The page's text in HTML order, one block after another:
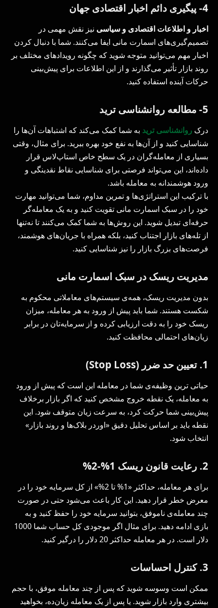
4- پیگیری دائم اخبار اقتصادی جهان
اخبار و اطلاعات اقتصادی و سیاسی نیز نقش مهمی در
تصمیم‌گیری‌های اسمارت مانی ایفا می‌کنند. شما با دنبال کردن
اخبار مهم می‌توانید متوجه شوید که چگونه رویدادهای مختلف بر
روند بازار تأثیر می‌گذارند و از این اطلاعات برای پیش‌بینی
حرکات آینده استفاده کنید.
5- مطالعه روانشناسی ترید
درک روانشناسی ترید به شما کمک می‌کند که اشتباهات آن‌ها را
شناسایی کنید و از آن‌ها به نفع خود بهره ببرید. برای مثال، وقتی
بسیاری از معامله‌گران در یک سطح خاص استاپ‌لاس قرار
داده‌اند، این می‌تواند فرصتی برای شناسایی نقاط نقدینگی و
ورود هوشمندانه به معامله باشد.
با ترکیب این استراتژی‌ها و تمرین مداوم، شما می‌توانید مهارت
خود را در سبک اسمارت مانی تقویت کنید و به یک معامله‌گر
حرفه‌ای تبدیل شوید. این روش‌ها به شما کمک می‌کنند تا نه‌تنها
از تله‌های بازار اجتناب کنید، بلکه همراه با جریان‌های هوشمند،
فرصت‌های بزرگ بازار را نیز شناسایی کنید.
مدیریت ریسک در سبک اسمارت مانی
بدون مدیریت ریسک، همه‌ی سیستم‌های معاملاتی‌ محکوم به
شکست هستند. شما باید پیش از ورود به هر معامله، میزان
ریسک خود را به دقت ارزیابی کرده و از سرمایه‌تان در برابر
زیان‌های احتمالی محافظت کنید.
1. تعیین حد ضرر (Stop Loss)
حیاتی ترین وظیفه‌ی شما در معامله این است که پیش از ورود
به معامله، یک نقطه خروج مشخص کنید که اگر بازار برخلاف
پیش‌بینی شما حرکت کرد، به سرعت زیان متوقف شود. این
نقطه باید بر اساس تحلیل دقیق «اوردر بلاک‌ها و روند بازار»
انتخاب شود.
2. رعایت قانون ریسک 1%-2%
برای هر معامله، حداکثر «1% تا 2%» از کل سرمایه خود را در
معرض خطر قرار دهید. این کار باعث می‌شود حتی در صورت
چند معامله‌ی ناموفق، بتوانید سرمایه خود را حفظ کنید و به
بازی ادامه دهید. برای مثال اگر موجودی کل حساب شما 1000
دلار است. در هر معامله حداکثر 20 دلار را درگیر کنید.
3. کنترل احساسات
ممکن است وسوسه شوید که پس از چند معامله موفق، با حجم
بیشتری وارد بازار شوید. یا پس از یک معامله زیان‌ده، بخواهید